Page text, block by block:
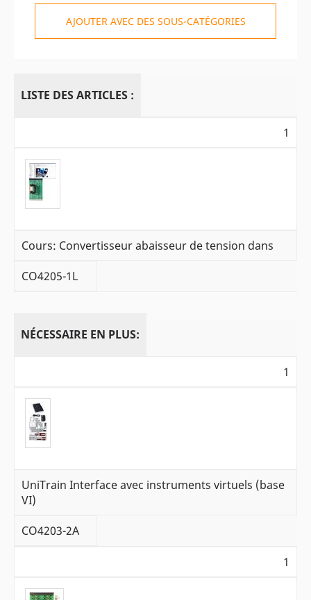
AJOUTER AVEC DES SOUS-CATÉGORIES
LISTE DES ARTICLES :
1
Cours: Convertisseur abaisseur de tension dans
CO4205-1L
NÉCESSAIRE EN PLUS:
1
UniTrain Interface avec instruments virtuels (base
VI)
CO4203-2A
1